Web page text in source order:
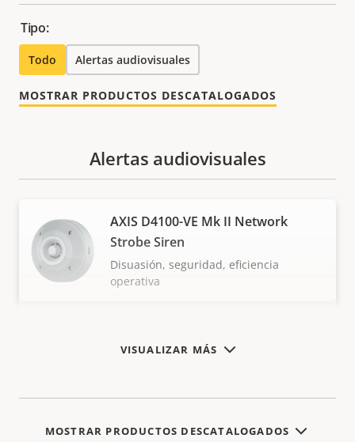
Tipo:
Todo Alertas audiovisuales
MOSTRAR PRODUCTOS DESCATALOGADOS
VISUALIZAR MÁS
Alertas audiovisuales
AXIS D4100-VE Mk II Network
Strobe Siren
Disuasión, seguridad, eficiencia
operativa
MOSTRAR PRODUCTOS DESCATALOGADOS